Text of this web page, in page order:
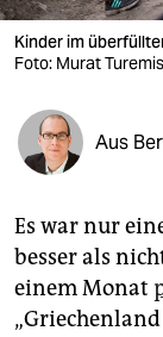
verlag
verlag
veranstaltungen
shop
unterstützen
abo
Kinder im
Foto: Murat Turemis
Aus
Es war nur
besser als
einem Monat